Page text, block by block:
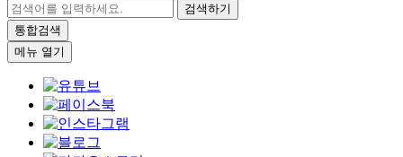
검색하기
통합검색
메뉴 열기